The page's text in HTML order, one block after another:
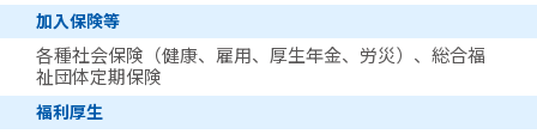
加入保険等
各種社会保険（健康、雇用、厚生年金、労災）、総合福
祉団体定期保険
福利厚生